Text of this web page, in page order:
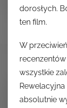
dorosłych.
ten film.
W
wszystkie
absolutnie